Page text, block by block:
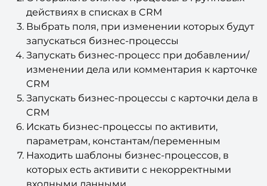
Выбрать поля, при изменении которых будут
запускаться бизнес-процессы
Запускать бизнес-процесс при добавлении/
изменении дела или комментария к карточке
CRM
Запускать бизнес-процессы с карточки дела в
CRM
Искать бизнес-процессы по активити,
параметрам, константам/переменным
Находить шаблоны бизнес-процессов, в
которых есть активити с некорректными
Строить аналитику на основе запущенных в